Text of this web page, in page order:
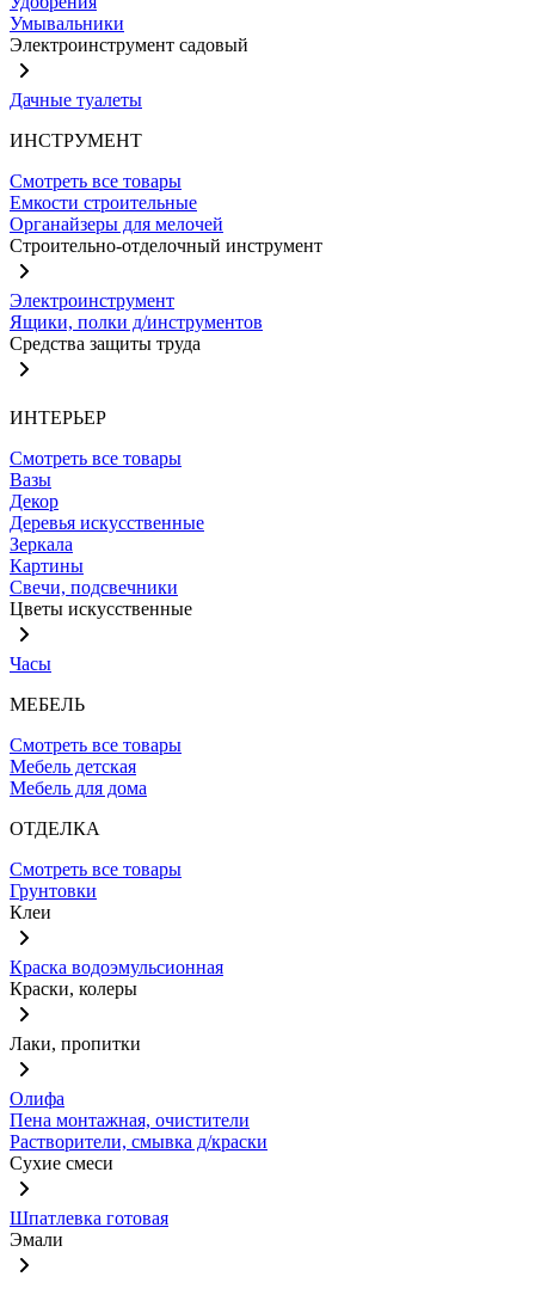
Умывальники
Электроинструмент садовый
Дачные туалеты
ИНСТРУМЕНТ
Смотреть все товары
Емкости строительные
Органайзеры для мелочей
Строительно-отделочный инструмент
Электроинструмент
Ящики, полки д/инструментов
Средства защиты труда
ИНТЕРЬЕР
Смотреть все товары
Вазы
Декор
Деревья искусственные
Зеркала
Картины
Свечи, подсвечники
Цветы искусственные
Часы
МЕБЕЛЬ
Смотреть все товары
Мебель детская
Мебель для дома
ОТДЕЛКА
Смотреть все товары
Грунтовки
Клеи
Краска водоэмульсионная
Краски, колеры
Лаки, пропитки
Олифа
Пена монтажная, очистители
Растворители, смывка д/краски
Сухие смеси
Шпатлевка готовая
Эмали